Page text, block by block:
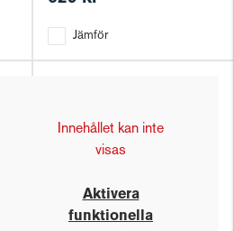
Jämför
Innehållet kan inte
visas
Aktivera
funktionella